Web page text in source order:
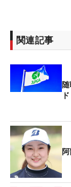
関連記事
ド